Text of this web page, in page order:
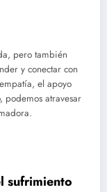
pero también
y conectar con
el apoyo
atravesar
sufrimiento